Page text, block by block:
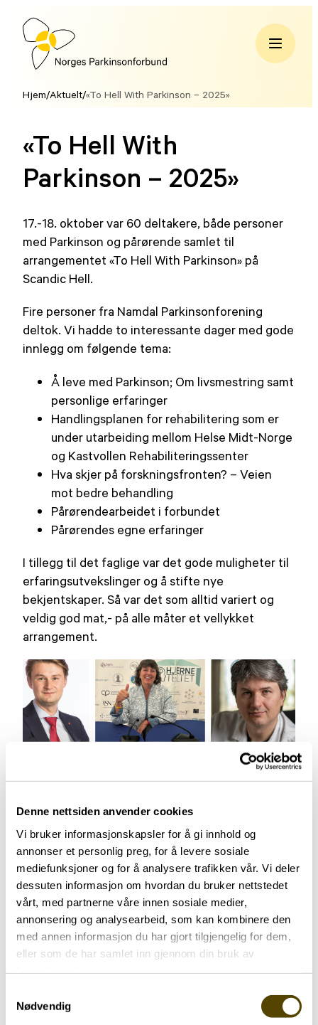
Denne nettsiden anvender cookies
Vi bruker informasjonskapsler for å gi innhold og
annonser et personlig preg, for å levere sosiale
mediefunksjoner og for å analysere trafikken vår. Vi deler
dessuten informasjon om hvordan du bruker nettstedet
vårt, med partnerne våre innen sosiale medier,
annonsering og analysearbeid, som kan kombinere den
med annen informasjon du har gjort tilgjengelig for dem,
eller som de har samlet inn gjennom din bruk av
Nødvendig
Hopp
innholdNorges
Hjem/Aktuelt/«To Hell With Parkinson – 2025»
«To Hell With
Parkinson – 2025»
17.-18. oktober var 60 deltakere, både personer
med Parkinson og pårørende samlet til
arrangementet «To Hell With Parkinson» på
Scandic Hell.
Fire personer fra Namdal Parkinsonforening
deltok. Vi hadde to interessante dager med gode
innlegg om følgende tema:
Å leve med Parkinson; Om livsmestring samt
personlige erfaringer
Handlingsplanen for rehabilitering som er
under utarbeiding mellom Helse Midt-Norge
og Kastvollen Rehabiliteringssenter
Hva skjer på forskningsfronten? – Veien
mot bedre behandling
Pårørendearbeidet i forbundet
Pårørendes egne erfaringer
I tillegg til det faglige var det gode muligheter til
erfaringsutvekslinger og å stifte nye
bekjentskaper. Så var det som alltid variert og
veldig god mat,- på alle måter et vellykket
arrangement.
Aktuelt
Arendalsuka 2026
03.07.2026
Aktuelt